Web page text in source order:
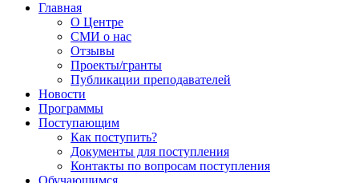
Главная
О Центре
СМИ о нас
Отзывы
Проекты/гранты
Публикации преподавателей
Новости
Программы
Поступающим
Как поступить?
Документы для поступления
Контакты по вопросам поступления
Обучающимся